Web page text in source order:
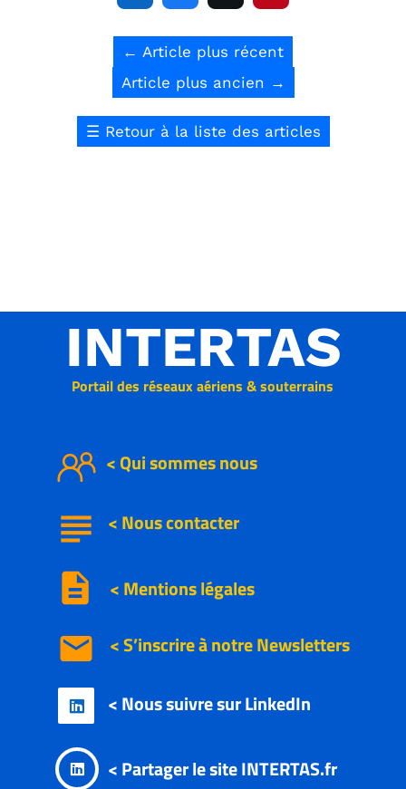
description
subject
email
INTERTAS
<Nouscontacter
< Nous suivre sur LinkedIn
< Qui sommes nous
< S’inscrire à notreNewsletters
< Mentions légales
Portail des réseaux aériens & souterrains
< Partager le site INTERTAS.fr


← Article plus récent
Article plus ancien →
☰ Retour à la liste des articles